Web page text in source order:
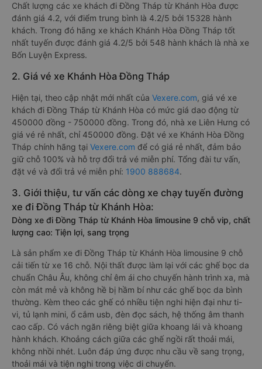
Chất lượng các xe khách đi Đồng Tháp từ Khánh Hòa được
đánh giá 4.2, với điểm trung bình là 4.2/5 bởi 15328 hành
khách. Trong đó hãng xe khách Khánh Hòa Đồng Tháp tốt
nhất tuyến được đánh giá 4.2/5 bởi 548 hành khách là nhà xe
Bốn Luyện Express.
2. Giá vé xe Khánh Hòa Đồng Tháp
Hiện tại, theo cập nhật mới nhất của Vexere.com, giá vé xe
khách đi Đồng Tháp từ Khánh Hòa có mức giá dao động từ
450000 đồng - 750000 đồng. Trong đó, nhà xe Liên Hưng có
giá vé rẻ nhất, chỉ 450000 đồng. Đặt vé xe Khánh Hòa Đồng
Tháp chính hãng tại Vexere.com để có giá rẻ nhất, đảm bảo
giữ chỗ 100% và hỗ trợ đổi trả vé miễn phí. Tổng đài tư vấn,
đặt vé và đổi trả vé miễn phí: 1900 888684.
3. Giới thiệu, tư vấn các dòng xe chạy tuyến đường
xe đi Đồng Tháp từ Khánh Hòa:
Dòng xe đi Đồng Tháp từ Khánh Hòa limousine 9 chỗ vip, chất
lượng cao: Tiện lợi, sang trọng
Là sản phẩm xe đi Đồng Tháp từ Khánh Hòa limousine 9 chỗ
cải tiến từ xe 16 chỗ. Nội thất được làm lại với các ghế bọc da
chuẩn Châu Âu, không chỉ êm ái cho chuyến hành trình xa, mà
còn mát mẻ và không hề bị hầm bí như các ghế bọc da bình
thường. Kèm theo các ghế có nhiều tiện nghi hiện đại như ti-
vi, tủ lạnh mini, ổ cắm usb, đèn đọc sách, hệ thống âm thanh
cao cấp. Có vách ngăn riêng biệt giữa khoang lái và khoang
hành khách. Khoảng cách giữa các ghế ngồi rất thoải mái,
không nhồi nhét. Luôn đáp ứng được nhu cầu về sang trọng,
thoải mái và tiện nghi trong việc di chuyển.